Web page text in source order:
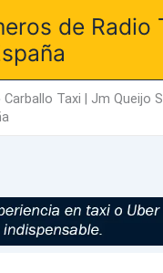
de Radio
Carballo Taxi | Jm Queijo